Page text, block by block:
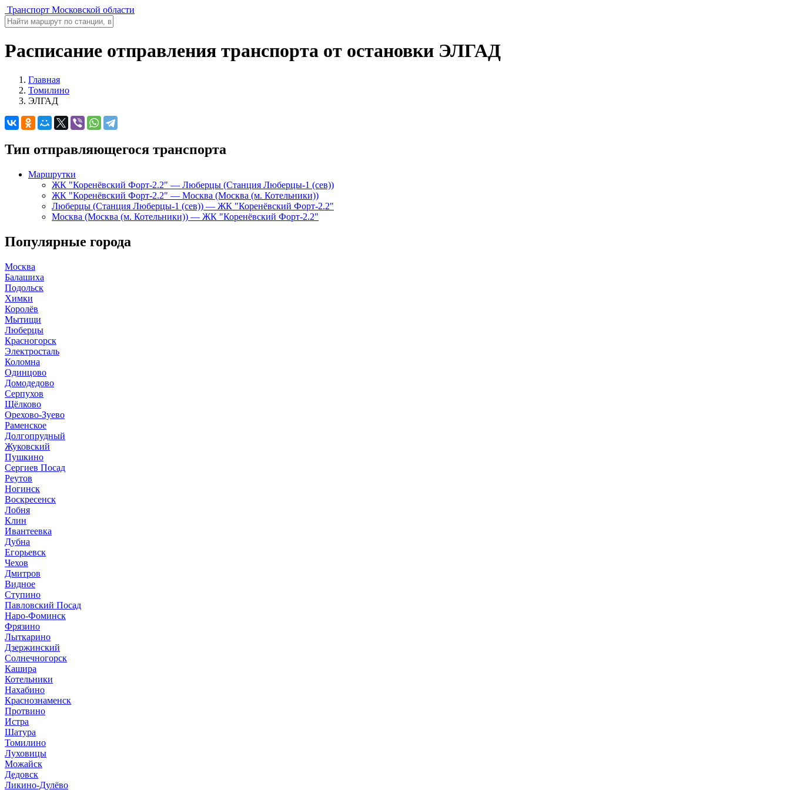
Транспорт Московской области
Расписание отправления транспорта от остановки ЭЛГАД
Главная
Томилино
ЭЛГАД
Тип отправляющегося транспорта
Маршрутки
ЖК "Коренёвский Форт-2.2" — Люберцы (Станция Люберцы-1 (сев))
ЖК "Коренёвский Форт-2.2" — Москва (Москва (м. Котельники))
Люберцы (Станция Люберцы-1 (сев)) — ЖК "Коренёвский Форт-2.2"
Москва (Москва (м. Котельники)) — ЖК "Коренёвский Форт-2.2"
Популярные города
Москва
Балашиха
Подольск
Химки
Королёв
Мытищи
Люберцы
Красногорск
Электросталь
Коломна
Одинцово
Домодедово
Серпухов
Щёлково
Орехово-Зуево
Раменское
Долгопрудный
Жуковский
Пушкино
Сергиев Посад
Реутов
Ногинск
Воскресенск
Лобня
Клин
Ивантеевка
Дубна
Егорьевск
Чехов
Дмитров
Видное
Ступино
Павловский Посад
Наро-Фоминск
Фрязино
Лыткарино
Дзержинский
Солнечногорск
Кашира
Котельники
Нахабино
Краснознаменск
Протвино
Истра
Шатура
Томилино
Луховицы
Можайск
Дедовск
Ликино-Дулёво